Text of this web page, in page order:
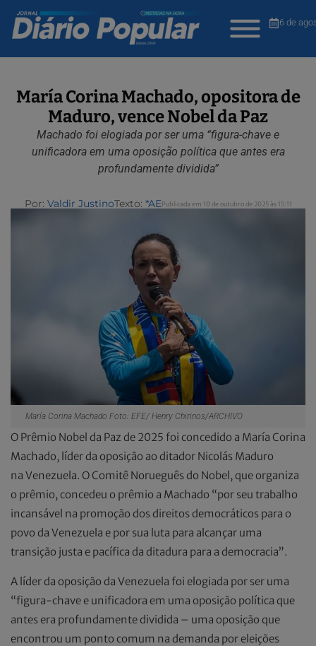
6 de
María Corina Machado, opositora de
Maduro, vence Nobel da Paz
Machado foi elogiada por ser uma “figura-chave e
unificadora em uma oposição política que antes era
profundamente dividida”
Por: Valdir JustinoTexto: *AEPublicada em 10 de outubro de 2025 às 15:11
María Corina Machado Foto: EFE/ Henry Chirinos/ARCHIVO
O Prêmio Nobel da Paz de 2025 foi concedido a María Corina
Machado, líder da oposição ao ditador Nicolás Maduro
na Venezuela. O Comitê Norueguês do Nobel, que organiza
o prêmio, concedeu o prêmio a Machado “por seu trabalho
incansável na promoção dos direitos democráticos para o
povo da Venezuela e por sua luta para alcançar uma
transição justa e pacífica da ditadura para a democracia”.
A líder da oposição da Venezuela foi elogiada por ser uma
“figura-chave e unificadora em uma oposição política que
antes era profundamente dividida – uma oposição que
encontrou um ponto comum na demanda por eleições